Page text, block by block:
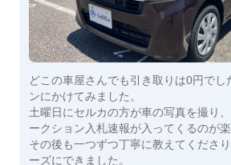
どこの車屋さんでも引き取りは0円でし
ンにかけてみました。
土曜日にセルカの方が車の写真を撮り
ークション入札速報が入ってくるのが楽
その後も一つずつ丁寧に教えてくださ
ーズにできました。